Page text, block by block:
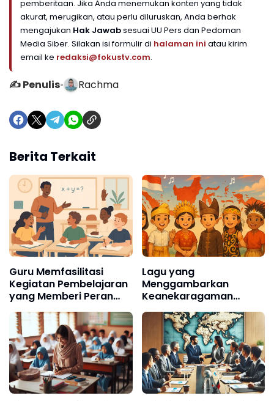
pemberitaan. Jika Anda menemukan konten yang tidak
akurat, merugikan, atau perlu diluruskan, Anda berhak
mengajukan Hak Jawabsesuai UU Pers dan Pedoman
Media Siber. Silakan isi formulir di halaman ini atau kirim
email ke redaksi@fokustv.com.
✍️ Penulis• Rachma
Berita Terkait
Guru Memfasilitasi
Kegiatan Pembelajaran
yang Memberi Peran
pada Semua Peserta
Didik
Lagu yang
Menggambarkan
Keanekaragaman
Bangsa dan Budaya
Indonesia